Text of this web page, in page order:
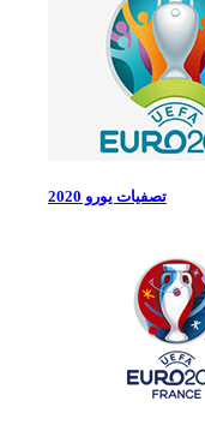
تصفيات يورو 2020